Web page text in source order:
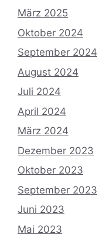
März 2025
Oktober 2024
September 2024
August 2024
Juli 2024
April 2024
März 2024
Dezember 2023
Oktober 2023
September 2023
Juni 2023
Mai 2023